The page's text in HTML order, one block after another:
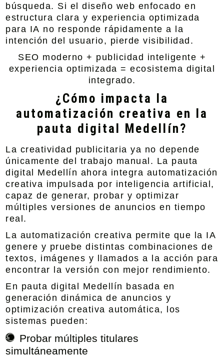
búsqueda. Si eldiseño web enfocado en
estructura clara y experiencia optimizada
para IA no responde rápidamente a la
intención del usuario, pierde visibilidad.
SEO moderno + publicidad inteligente +
experiencia optimizada = ecosistema digital
integrado.
¿Cómo impacta la
automatización creativa en la
pauta digital Medellín?
La creatividad publicitaria ya no depende
únicamente del trabajo manual. La pauta
digital Medellín ahora integra automatización
creativa impulsada por inteligencia artificial,
capaz de generar, probar y optimizar
múltiples versiones de anuncios en tiempo
real.
La automatización creativa permite que la IA
genere y pruebe distintas combinaciones de
textos, imágenes y llamados a la acción para
encontrar la versión con mejor rendimiento.
En pauta digital Medellín basada en
generación dinámica de anuncios y
optimización creativa automática, los
sistemas pueden:
Probar múltiples titulares
simultáneamente